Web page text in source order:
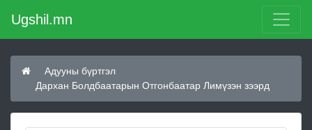
Ugshil.mn
Адууны бүртгэл
Дархан Болдбаатарын Отгонбаатар Лимүзэн зээрд